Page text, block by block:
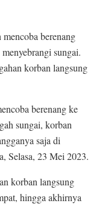
berenang
sungai.
korban langsung
berenang ke
sungai, korban
saja di
Selasa, 23 Mei 2023.
korban langsung
hingga akhirnya